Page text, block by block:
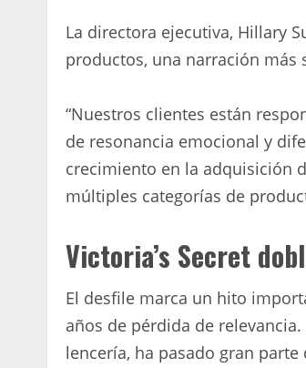
La directora ejecutiva, Hillary
productos, una narración
“Nuestros clientes están
de resonancia emocional y
crecimiento en la adquisición
múltiples categorías de
Victoria’s Secret
El desfile marca un hito
años de pérdida de
lencería, ha pasado gran